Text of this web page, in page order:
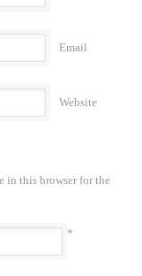
Email
Website
in this browser for the
*